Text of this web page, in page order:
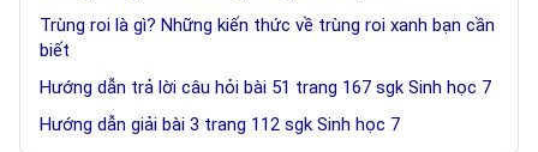
Trùng roi là gì? Những kiến thức về trùng roi xanh bạn cần
biết
Hướng dẫn trả lời câu hỏi bài 51 trang 167 sgk Sinh học 7
Hướng dẫn giải bài 3 trang 112 sgk Sinh học 7